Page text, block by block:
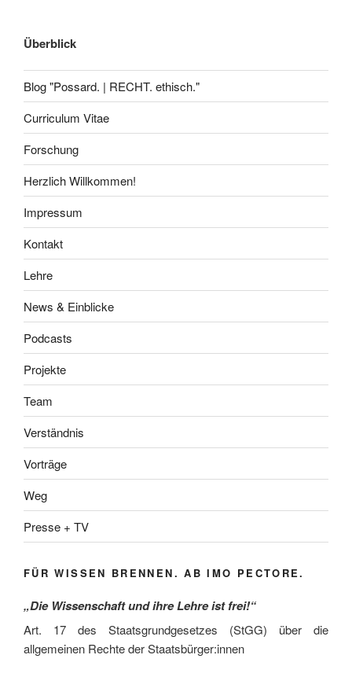
Überblick
Blog "Possard. | RECHT. ethisch."
Curriculum Vitae
Forschung
Herzlich Willkommen!
Impressum
Kontakt
Lehre
News & Einblicke
Podcasts
Projekte
Team
Verständnis
Vorträge
Weg
Presse + TV
FÜR WISSEN BRENNEN. AB IMO PECTORE.
„Die Wissenschaft und ihre Lehre ist frei!“
Art. 17 des Staatsgrundgesetzes (StGG) über die
allgemeinen Rechte der Staatsbürger:innen